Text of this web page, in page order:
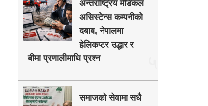
अन्तर्राष्ट्रिय मेडिकल
असिस्टेन्स कम्पनीको
दबाब, नेपालमा
हेलिकप्टर उद्धार र
बीमा प्रणालीमाथि प्रश्न
समाजको सेवामा सधै